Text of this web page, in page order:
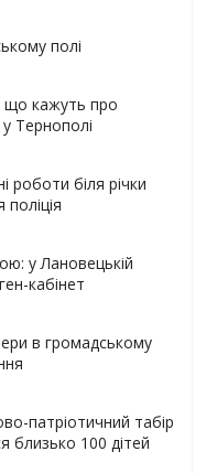
полі
що кажуть про
Тернополі
роботи біля річки
у Лановецькій
кабінет
в громадському
патріотичний табір
близько 100 дітей